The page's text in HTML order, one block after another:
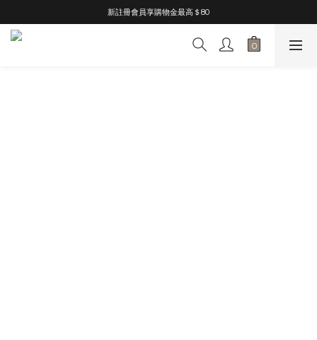
單筆滿 $3000免運
新註冊會員享購物金最高＄80
加入LINE好友享購物金NT$50